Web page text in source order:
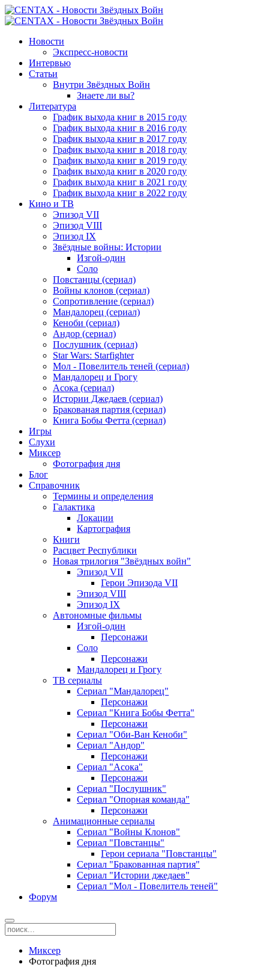
Новости
Экспресс-новости
Интервью
Статьи
Внутри Звёздных Войн
Знаете ли вы?
Литература
График выхода книг в 2015 году
График выхода книг в 2016 году
График выхода книг в 2017 году
График выхода книг в 2018 году
График выхода книг в 2019 году
График выхода книг в 2020 году
График выхода книг в 2021 году
График выхода книг в 2022 году
Кино и ТВ
Эпизод VII
Эпизод VIII
Эпизод IX
Звёздные войны: Истории
Изгой-один
Соло
Повстанцы (сериал)
Войны клонов (сериал)
Сопротивление (сериал)
Мандалорец (сериал)
Кеноби (сериал)
Андор (сериал)
Послушник (сериал)
Star Wars: Starfighter
Мол - Повелитель теней (сериал)
Мандалорец и Грогу
Асока (сериал)
Истории Джедаев (сериал)
Бракованая партия (сериал)
Книга Бобы Фетта (сериал)
Игры
Слухи
Миксер
Фотография дня
Блог
Справочник
Термины и определения
Галактика
Локации
Картография
Книги
Расцвет Республики
Новая трилогия "Звёздных войн"
Эпизод VII
Герои Эпизода VII
Эпизод VIII
Эпизод IX
Автономные фильмы
Изгой-один
Персонажи
Соло
Персонажи
Мандалорец и Грогу
ТВ сериалы
Сериал "Мандалорец"
Персонажи
Сериал "Книга Бобы Фетта"
Персонажи
Сериал "Оби-Ван Кеноби"
Сериал "Андор"
Персонажи
Сериал "Асока"
Персонажи
Сериал "Послушник"
Сериал "Опорная команда"
Персонажи
Анимационные сериалы
Сериал "Войны Клонов"
Сериал "Повстанцы"
Герои сериала "Повстанцы"
Сериал "Бракованная партия"
Сериал "Истории джедаев"
Сериал "Мол - Повелитель теней"
Форум
Миксер
Фотография дня